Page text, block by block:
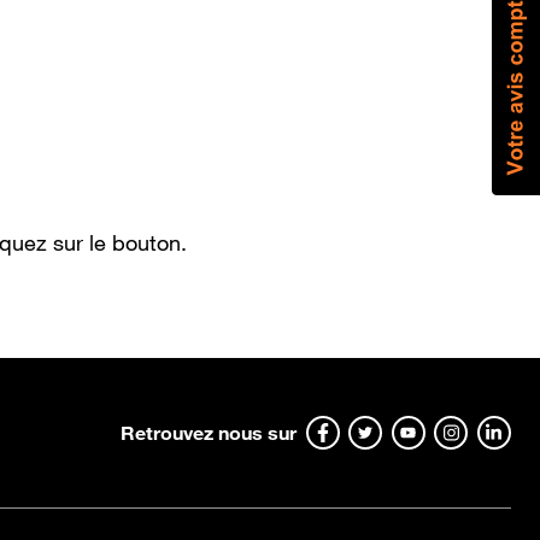
sur le bouton.
Retrouvez nous sur